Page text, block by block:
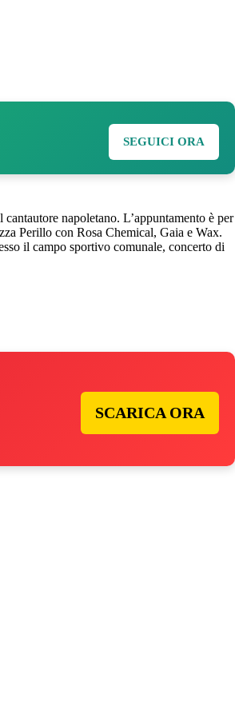
SEGUICI ORA
napoletano. L’appuntamento è per
Perillo con Rosa Chemical, Gaia e Wax.
il campo sportivo comunale, concerto di
SCARICA ORA